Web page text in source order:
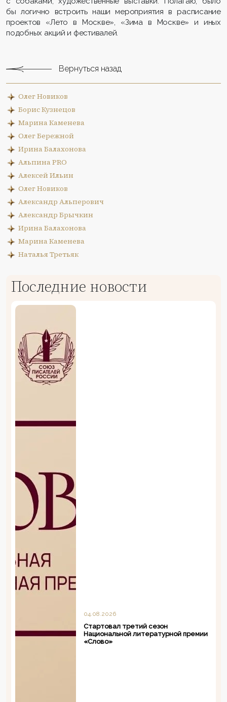
бы логично встроить наши мероприятия в расписание
проектов «Лето в Москве», «Зима в Москве» и иных
подобных акций и фестивалей.
Вернуться назад
Олег Новиков
Борис Кузнецов
Марина Каменева
Олег Бережной
Ирина Балахонова
Альпина PRO
Алексей Ильин
Олег Новиков
Александр Альперович
Александр Брычкин
Ирина Балахонова
Марина Каменева
Наталья Третьяк
Последние новости
04.08.2026
Стартовал третий сезон
Национальной литературной премии
«Слово»